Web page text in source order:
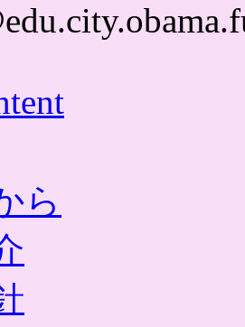
ら